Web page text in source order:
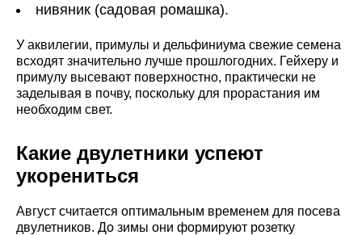
нивяник (садовая ромашка).
У аквилегии, примулы и дельфиниума свежие семена
всходят значительно лучше прошлогодних. Гейхеру и
примулу высевают поверхностно, практически не
заделывая в почву, поскольку для прорастания им
необходим свет.
Какие двулетники успеют
укорениться
Август считается оптимальным временем для посева
двулетников. До зимы они формируют розетку